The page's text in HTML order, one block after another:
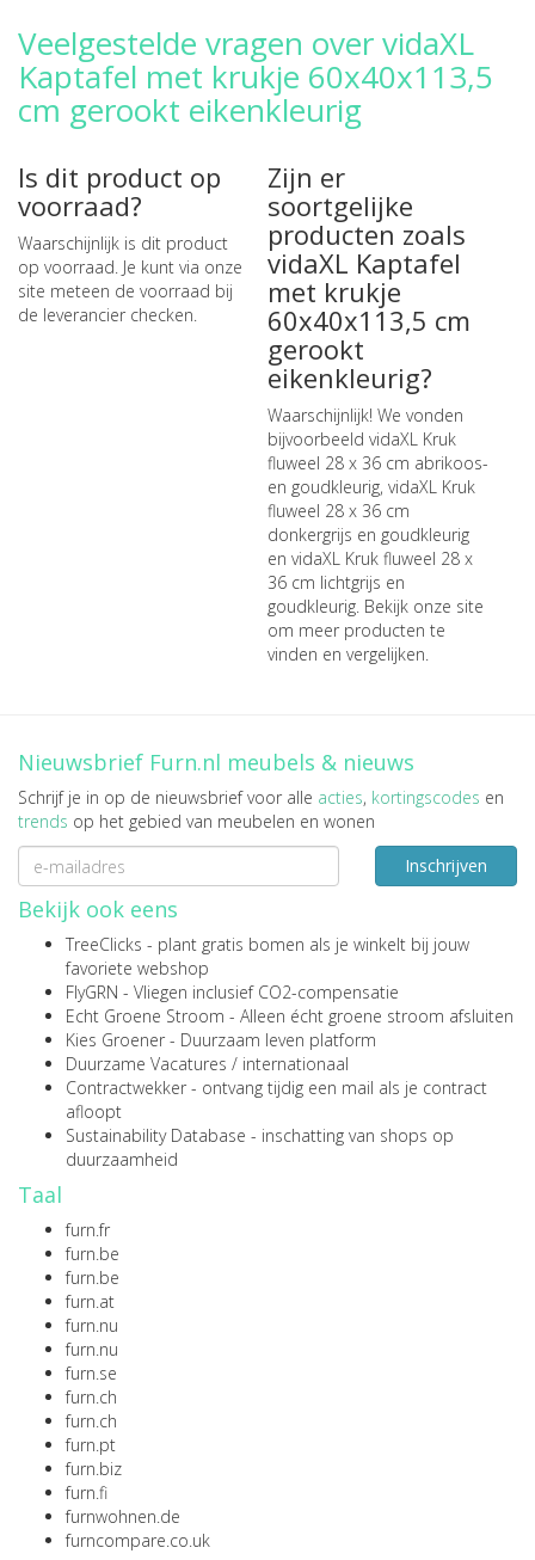
Veelgestelde vragen over vidaXL
Kaptafel met krukje 60x40x113,5
cm gerookt eikenkleurig
Is dit product op
voorraad?
Waarschijnlijk is dit product
op voorraad. Je kunt via onze
site meteen de voorraad bij
de leverancier checken.
Zijn er
soortgelijke
producten zoals
vidaXL Kaptafel
met krukje
60x40x113,5 cm
gerookt
eikenkleurig?
Waarschijnlijk! We vonden
bijvoorbeeld vidaXL Kruk
fluweel 28 x 36 cm abrikoos-
en goudkleurig, vidaXL Kruk
fluweel 28 x 36 cm
donkergrijs en goudkleurig
en vidaXL Kruk fluweel 28 x
36 cm lichtgrijs en
goudkleurig. Bekijk onze site
om meer producten te
vinden en vergelijken.
Nieuwsbrief Furn.nl meubels & nieuws
Schrijf je in op de nieuwsbrief voor alle acties, kortingscodes en
trends op het gebied van meubelen en wonen
Inschrijven
Bekijk ook eens
TreeClicks - plant gratis bomen als je winkelt bij jouw
favoriete webshop
FlyGRN - Vliegen inclusief CO2-compensatie
Echt Groene Stroom - Alleen écht groene stroom afsluiten
Kies Groener - Duurzaam leven platform
Duurzame Vacatures / internationaal
Contractwekker - ontvang tijdig een mail als je contract
afloopt
Sustainability Database - inschatting van shops op
duurzaamheid
Taal
furn.fr
furn.be
furn.be
furn.at
furn.nu
furn.nu
furn.se
furn.ch
furn.ch
furn.pt
furn.biz
furn.fi
furnwohnen.de
furncompare.co.uk